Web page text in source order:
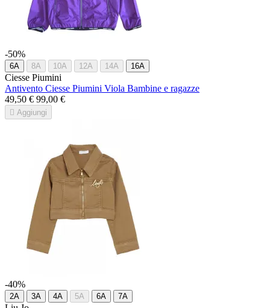
-50%
6A 8A 10A 12A 14A 16A
Ciesse Piumini
Antivento Ciesse Piumini Viola Bambine e ragazze
49,50 € 99,00 €
 Aggiungi
-40%
2A 3A 4A 5A 6A 7A